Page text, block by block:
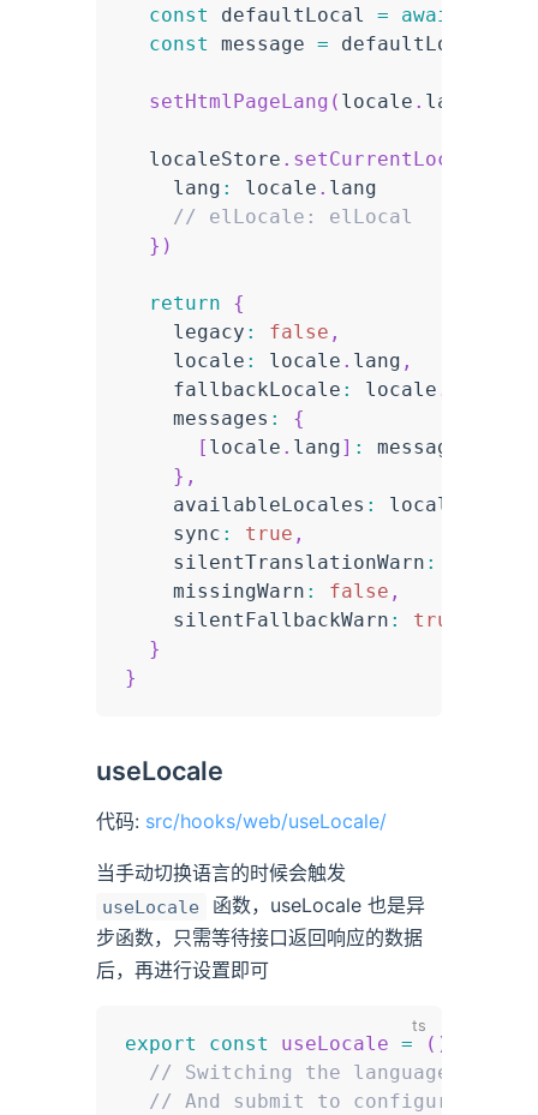
const
defaultLocal = await
const
message = defaultLocal
setHtmlPageLang ( locale . lang
  localeStore
. setCurrentLocale
    lang
: locale . lang
// elLocale: elLocal
} )
return
{
    legacy
: false ,
    locale
: locale . lang ,
    fallbackLocale
: locale .
    messages
:
{
[ locale . lang] :
message
} ,
    availableLocales
: localeMap
    sync
: true ,
    silentTranslationWarn
:
    missingWarn
: false ,
    silentFallbackWarn
:
true
}
}
useLocale
代码: src/hooks/web/useLocale/
当手动切换语言的时候会触发
useLocale
函数，useLocale 也是异
步函数，只需等待接口返回响应的数据
后，再进行设置即可
export const useLocale = ( )
// Switching the language will
// And submit to configuration